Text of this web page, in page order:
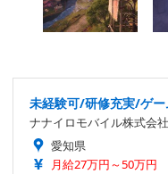
未経験可/研修充実/ゲ
ナナイロモバイル株式会社
愛知県
月給27万円～50万円